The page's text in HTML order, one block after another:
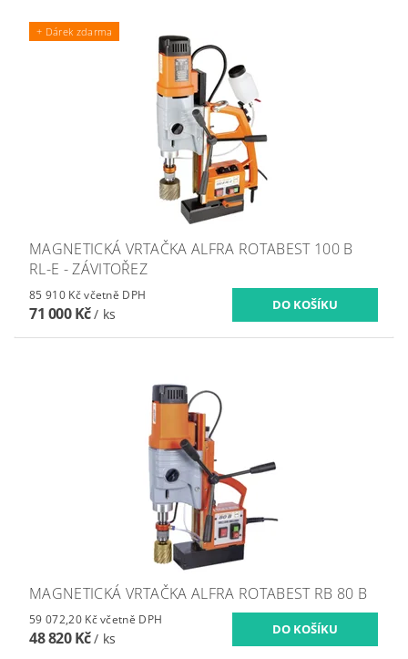
+ Dárek zdarma
MAGNETICKÁ VRTAČKA ALFRA ROTABEST 100 B
RL-E - ZÁVITOŘEZ
85 910 Kč včetně DPH
71 000 Kč/ ks
MAGNETICKÁ VRTAČKA ALFRA ROTABEST RB 80 B
59 072,20 Kč včetně DPH
48 820 Kč/ ks